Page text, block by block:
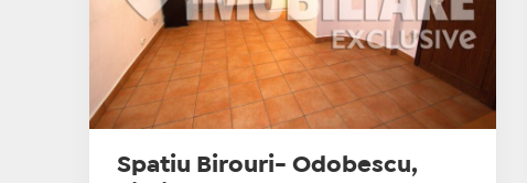
Spatiu Birouri- Odobescu,